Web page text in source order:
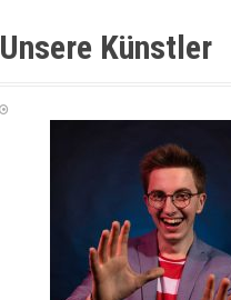
Unsere Künstler